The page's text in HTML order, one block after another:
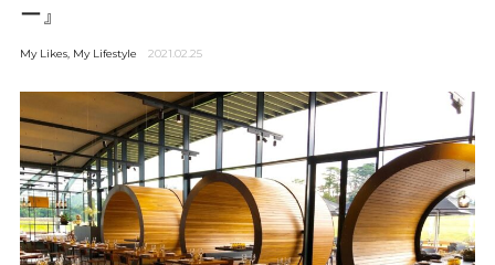
ー』
My Likes, My Lifestyle 2021.02.25